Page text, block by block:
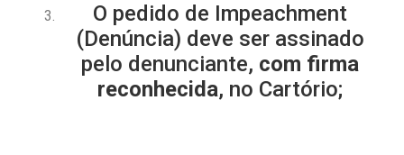
O pedido de Impeachment
(Denúncia) deve ser assinado
pelo denunciante, com firma
reconhecida, no Cartório;